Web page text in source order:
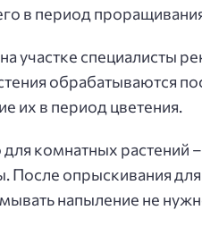
в период
участке специалисты
обрабатываются
их в период цветения.
комнатных растений
После опрыскивания
напыление не